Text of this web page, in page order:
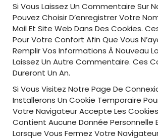
Si Vous Laissez Un Commentaire Sur
Pouvez Choisir D’enregistrer Votre
Mail Et Site Web Dans Des Cookies.
Pour Votre Confort Afin Que Vous
Remplir Vos Informations À Nouveau
Laissez Un Autre Commentaire. Ces
Dureront Un An.
Si Vous Visitez Notre Page De
Installerons Un Cookie Temporaire
Votre Navigateur Accepte Les
Contient Aucune Donnée Personnelle
Lorsque Vous Fermez Votre